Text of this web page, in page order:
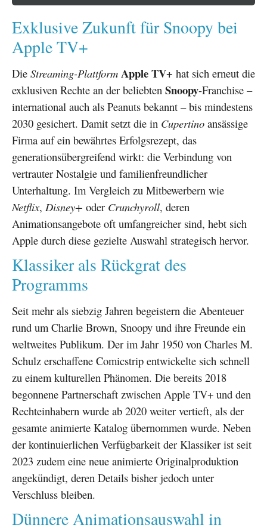
Exklusive Zukunft für Snoopy bei
Apple TV+
Die Streaming-Plattform Apple TV+ hat sich erneut die
exklusiven Rechte an der beliebten Snoopy-Franchise –
international auch als Peanuts bekannt – bis mindestens
2030 gesichert. Damit setzt die in Cupertino ansässige
Firma auf ein bewährtes Erfolgsrezept, das
generationsübergreifend wirkt: die Verbindung von
vertrauter Nostalgie und familienfreundlicher
Unterhaltung. Im Vergleich zu Mitbewerbern wie
Netflix, Disney+ oder Crunchyroll, deren
Animationsangebote oft umfangreicher sind, hebt sich
Apple durch diese gezielte Auswahl strategisch hervor.
Klassiker als Rückgrat des
Programms
Seit mehr als siebzig Jahren begeistern die Abenteuer
rund um Charlie Brown, Snoopy und ihre Freunde ein
weltweites Publikum. Der im Jahr 1950 von Charles M.
Schulz erschaffene Comicstrip entwickelte sich schnell
zu einem kulturellen Phänomen. Die bereits 2018
begonnene Partnerschaft zwischen Apple TV+ und den
Rechteinhabern wurde ab 2020 weiter vertieft, als der
gesamte animierte Katalog übernommen wurde. Neben
der kontinuierlichen Verfügbarkeit der Klassiker ist seit
2023 zudem eine neue animierte Originalproduktion
angekündigt, deren Details bisher jedoch unter
Verschluss bleiben.
Dünnere Animationsauswahl in